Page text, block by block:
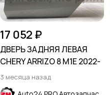
17 052 ₽
ДВЕРЬ ЗАДНЯЯ ЛЕВАЯ
CHERY ARRIZO 8 M1E 2022-
3 месяца назад